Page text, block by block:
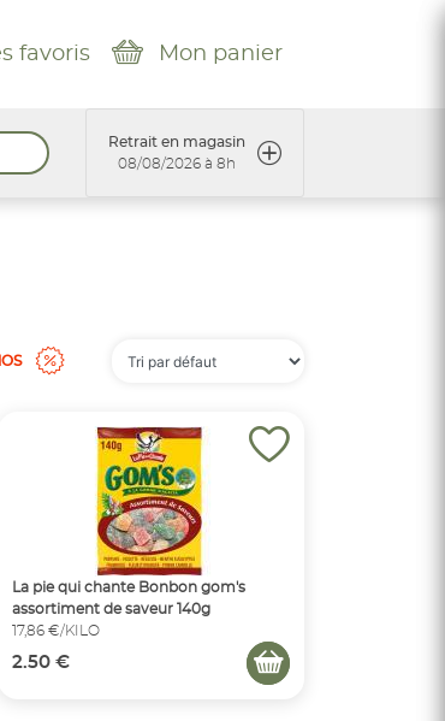
favoris Mon panier
Retrait en magasin
08/08/2026 à 8h
La pie qui chante Bonbon gom's
assortiment de saveur 140g
17,86 €/KILO
2.50 €